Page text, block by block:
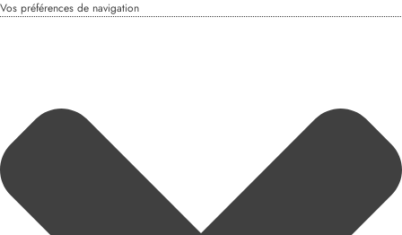
Vos préférences de navigation